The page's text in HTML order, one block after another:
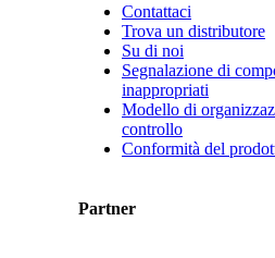
Contattaci
Trova un distributore
Su di noi
Segnalazione di
inappropriati
Modello di
controllo
Conformità del
Partner